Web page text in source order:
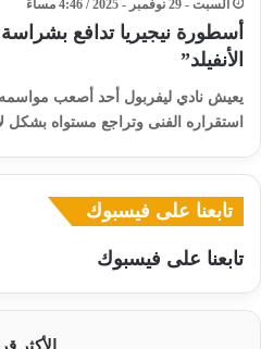
السبت - 29 نوفمبر - 2025 / 4:46 مساءً
أسطورة نيجيريا تدافع
الأنفيلد”
يعيش نادي ليفربول أحد أصعب مواسمه
استقراره الفنى وتراجع مستواه بشكل
تابعنا على فيسبوك
تابعنا على فيسبوك